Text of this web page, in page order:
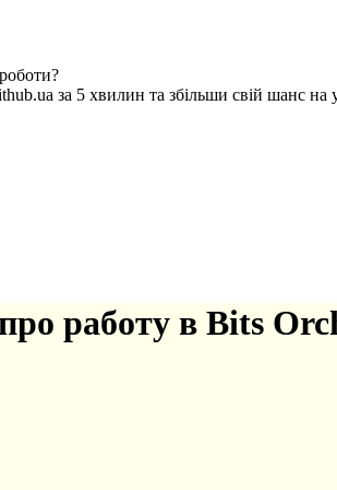
содержанию
за 5 хвилин та збільши свій шанс на
работу в Bits